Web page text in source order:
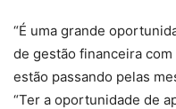
“É uma grande
de gestão financeira
estão passando pelas
“Ter a oportunidade de